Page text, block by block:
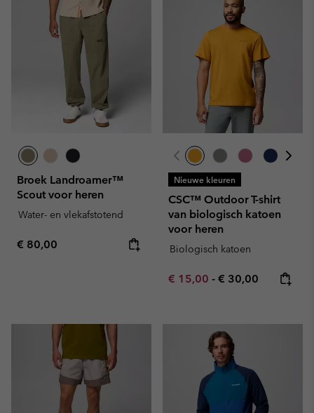
Broek Landroamer™
Scout voor heren
Water- en vlekafstotend
Regular price:
€ 80,00
Nieuwe kleuren
CSC™ Outdoor T-shirt
van biologisch katoen
voor heren
Biologisch katoen
Minimum sale price:
€ 15,00 - Maximum price:
€ 30,00